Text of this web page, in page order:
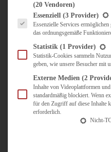
(20 Vendoren)
Es folgt eine Liste der Service-
Essenziell (3 Provider)
Essenzielle Services
das ordnungsgemäße
Statistik (1 Provider)
Statistik-Cookies sammeln
geben, wie unsere Besucher mit
Externe Medien (2
Inhalte von Videoplattformen
standardmäßig blockiert. Wenn
für den Zugriff auf diese Inhalte
erforderlich.
Nicht-